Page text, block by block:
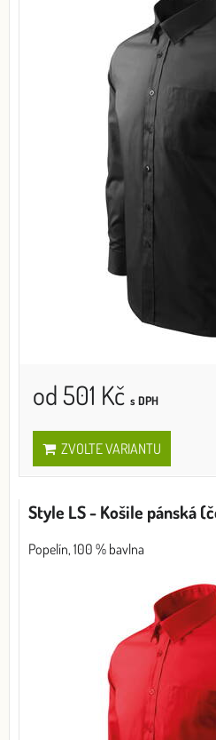
od 501 Kč s DPH
ZVOLTE VARIANTU
Style LS - Košile pánská
Popelín, 100 % bavlna